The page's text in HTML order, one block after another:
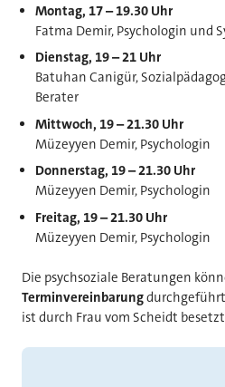
Montag, 17 – 19.30 Uhr
Fatma Demir, Psychologin und
Dienstag, 19 – 21 Uhr
Batuhan Canigür,
Berater
Mittwoch, 19 – 21.30 Uhr
Müzeyyen Demir, Psychologin
Donnerstag, 19 – 21.30 Uhr
Müzeyyen Demir, Psychologin
Freitag, 19 – 21.30 Uhr
Müzeyyen Demir, Psychologin
Die psychsoziale Beratungen
Terminvereinbarung
ist durch Frau vom Scheidt